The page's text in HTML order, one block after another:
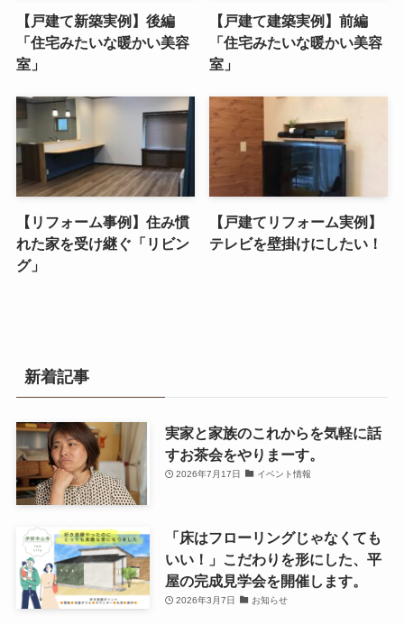
【戸建て新築実例】後編
「住宅みたいな暖かい美容
室」
【戸建て建築実例】前編
「住宅みたいな暖かい美容
室」
【リフォーム事例】住み慣
れた家を受け継ぐ「リビン
グ」
【戸建てリフォーム実例】
テレビを壁掛けにしたい！
新着記事
実家と家族のこれからを気軽に話
すお茶会をやりまーす。
2026年7月17日 イベント情報
「床はフローリングじゃなくても
いい！」こだわりを形にした、平
屋の完成見学会を開催します。
2026年3月7日 お知らせ